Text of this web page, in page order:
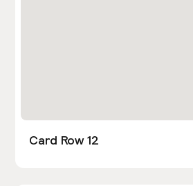
Card Row 12